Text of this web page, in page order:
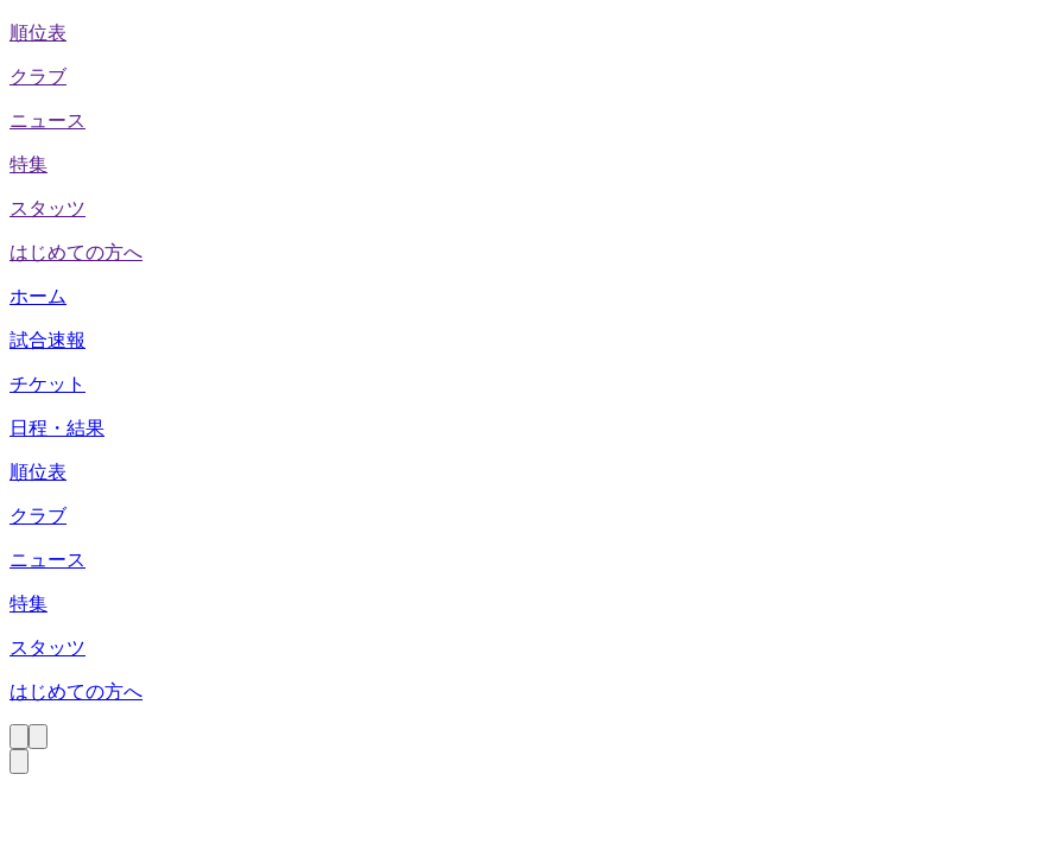
順位表
クラブ
ニュース
特集
スタッツ
はじめての方へ
ホーム
試合速報
チケット
日程・結果
順位表
クラブ
ニュース
特集
スタッツ
はじめての方へ